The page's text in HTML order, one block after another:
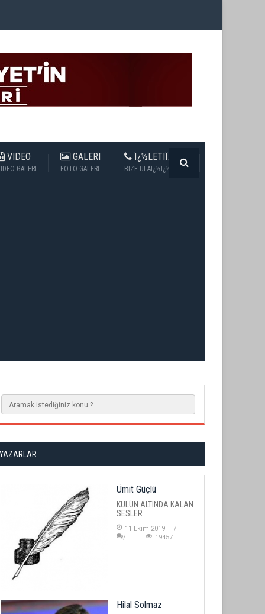
VIDEO
GALERI
GALERI
FOTO GALERI
Ï¿½LETIÏ¿½IM
BIZE ULAÏ¿½Ï¿½N
YAZARLAR
Ümit Güçlü
KÜLÜN ALTINDA KALAN
SESLER
11 Ekim 2019
19457
Hilal Solmaz